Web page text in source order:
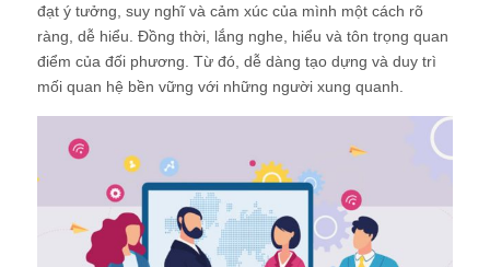
đạt ý tưởng, suy nghĩ và cảm xúc của mình một cách rõ
ràng, dễ hiểu. Đồng thời, lắng nghe, hiểu và tôn trọng quan
điểm của đối phương. Từ đó, dễ dàng tạo dựng và duy trì
mối quan hệ bền vững với những người xung quanh.